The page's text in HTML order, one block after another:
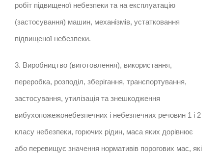
робіт підвищеної небезпеки та на експлуатацію
(застосування) машин, механізмів, устатковання
підвищеної небезпеки.
3. Виробництво (виготовлення), використання,
переробка, розподіл, зберігання, транспортування,
застосування, утилізація та знешкодження
вибухопожежонебезпечних і небезпечних речовин 1 і 2
класу небезпеки, горючих рідин, маса яких дорівнює
або перевищує значення нормативів порогових мас, які